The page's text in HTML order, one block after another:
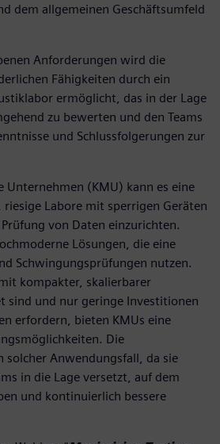
dem allgemeinen Geschäftsumfeld
Anforderungen wird die
Fähigkeiten durch ein
ermöglicht, das in der Lage
zu bewerten und den Teams
und Schlussfolgerungen zur
Unternehmen (KMU) kann es eine
Labore mit sperrigen Geräten
von Daten einzurichten.
Lösungen, die eine
Schwingungsprüfungen nutzen.
kompakter, skalierbarer
sind und nur geringe Investitionen
erfordern, bieten KMUs eine
Die
solcher Anwendungsfall, da sie
in die Lage versetzt, auf dem
und kontinuierlich bessere